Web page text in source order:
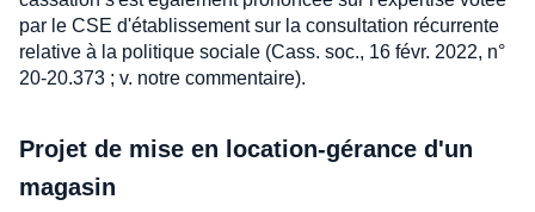
par le CSE d'établissement sur la consultation récurrente
relative à la politique sociale (Cass. soc., 16 févr. 2022, n°
20-20.373 ; v. notre commentaire).
Projet de mise en location-gérance d'un
magasin